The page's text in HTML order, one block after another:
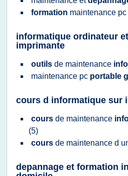
formation maintenance pc
informatique ordinateur
imprimante
outils de maintenance
maintenance pc portable
cours d informatique sur
cours de maintenance
(5)
cours de maintenance d
depannage et formation